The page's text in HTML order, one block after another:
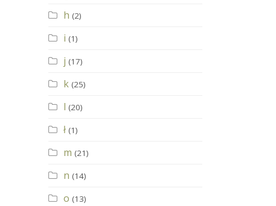
h (2)
i (1)
j (17)
k (25)
l (20)
ł (1)
m (21)
n (14)
o (13)